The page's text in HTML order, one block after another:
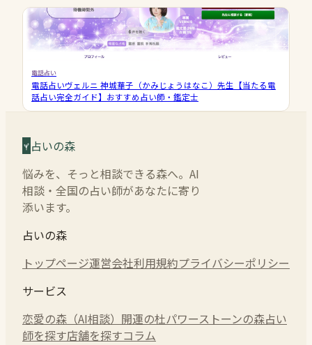
電話占い
電話占いヴェルニ 神城華子（かみじょうはなこ）先生【当たる電
話占い完全ガイド】おすすめ占い師・鑑定士
占いの森
悩みを、そっと相談できる森へ。AI
相談・全国の占い師があなたに寄り
添います。
占いの森
トップページ運営会社利用規約プライバシーポリシー
サービス
恋愛の森（AI相談） 開運の杜パワーストーンの森占い
師を探す店舗を探すコラム